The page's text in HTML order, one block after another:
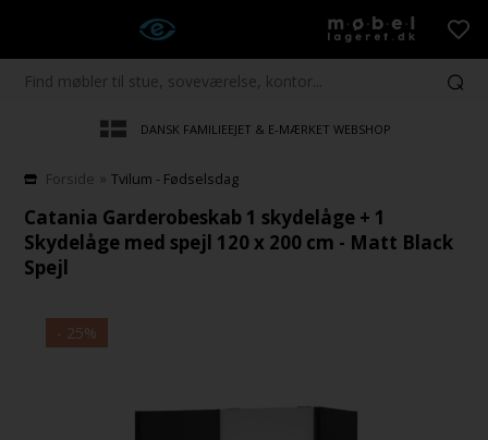
DANSK FAMILIEEJET & E-MÆRKET WEBSHOP
Forside »Tvilum - Fødselsdag
Catania Garderobeskab 1 skydelåge + 1
Skydelåge med spejl 120 x 200 cm - Matt Black
Spejl
- 25%